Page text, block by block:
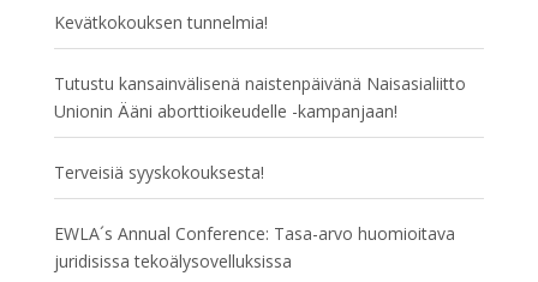
Kevätkokouksen tunnelmia!
Tutustu kansainvälisenä naistenpäivänä Naisasialiitto
Unionin Ääni aborttioikeudelle -kampanjaan!
Terveisiä syyskokouksesta!
EWLA´s Annual Conference: Tasa-arvo huomioitava
juridisissa tekoälysovelluksissa